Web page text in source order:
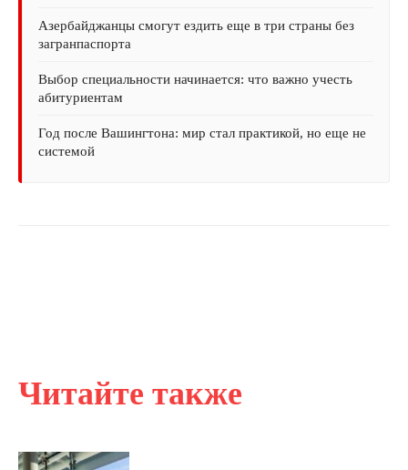
Читайте также
Азербайджанцы смогут ездить еще в три страны без
загранпаспорта
Выбор специальности начинается: что важно учесть
абитуриентам
Год после Вашингтона: мир стал практикой, но еще не
системой